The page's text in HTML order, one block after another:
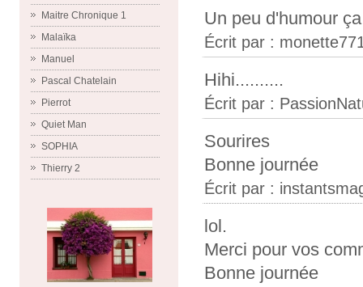
Maitre Chronique 1
Malaïka
Manuel
Pascal Chatelain
Pierrot
Quiet Man
SOPHIA
Thierry 2
Un peu d'humour
Écrit par :
Hihi..........
Écrit par :
Sourires
Bonne journée
Écrit par :
lol.
Merci pour vos
Bonne journée